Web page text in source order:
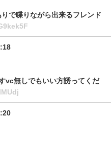
で喋りながら出来るフレンド
vc無しでもいい方誘ってくだ